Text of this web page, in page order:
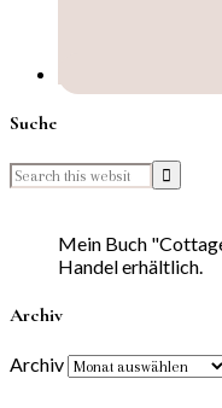
Suche
Mein Buch
Handel erhältlich.
Archiv
Archiv